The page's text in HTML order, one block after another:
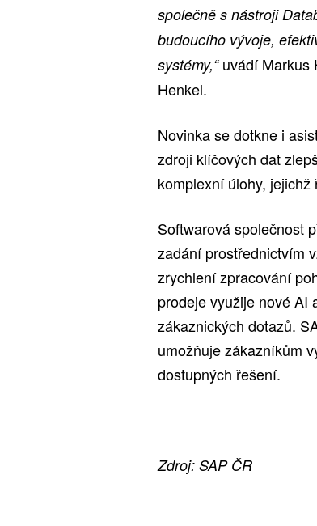
společně s nástroji
budoucího vývoje,
systémy,“uvádí Markus
Henkel.
Novinka se dotkne i
zdroji klíčových dat
komplexní úlohy,
Softwarová společnost
zadání prostřednictvím
zrychlení zpracování
prodeje využije nové AI
zákaznických dotazů.
umožňuje zákazníkům
dostupných řešení.
Zdroj: SAP ČR